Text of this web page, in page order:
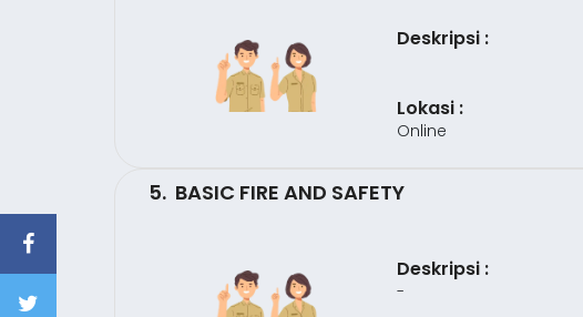
Deskripsi :
Lokasi :
Online
5. BASIC FIRE AND SAFETY
Deskripsi :
-